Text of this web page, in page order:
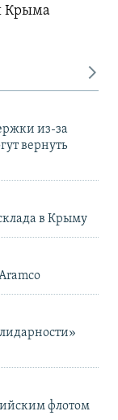
Крыма
из-за
вернуть
в Крыму
флотом